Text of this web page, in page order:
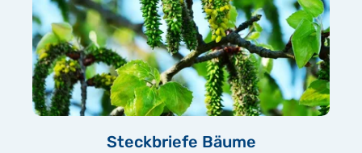
Steckbriefe Bäume